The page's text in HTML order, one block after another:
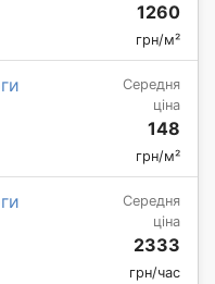
1260
грн/м²
Середня
ціна
148
грн/м²
Середня
ціна
2333
грн/час